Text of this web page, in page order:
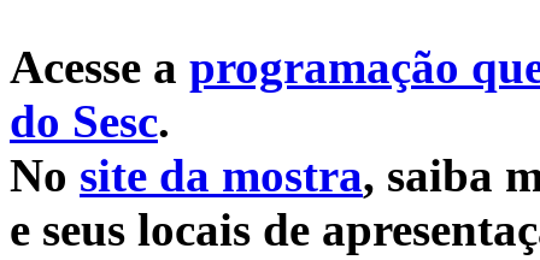
Acesse a programação
do Sesc.
No site da mostra, saiba
e seus locais de